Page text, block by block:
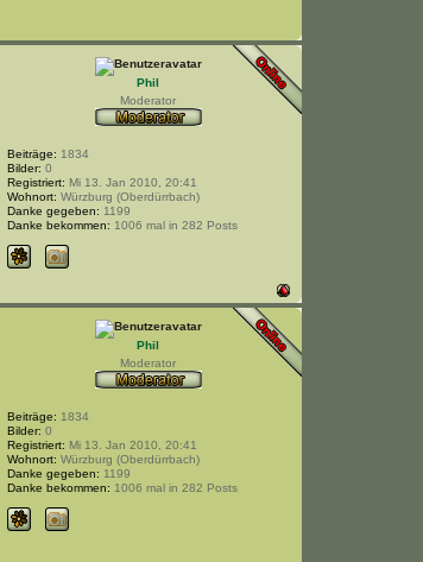
Phil
Moderator
Beiträge: 1834
Bilder: 0
Registriert: Mi 13. Jan 2010, 20:41
Wohnort: Würzburg (Oberdürrbach)
Danke gegeben: 1199
Danke bekommen: 1006 mal in 282 Posts
Phil
Moderator
Beiträge: 1834
Bilder: 0
Registriert: Mi 13. Jan 2010, 20:41
Wohnort: Würzburg (Oberdürrbach)
Danke gegeben: 1199
Danke bekommen: 1006 mal in 282 Posts